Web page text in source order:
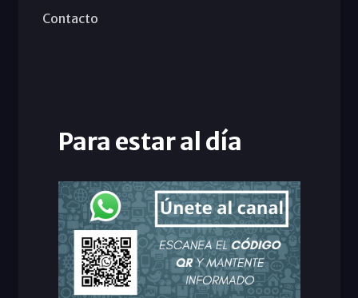
Contacto
Para estar al día